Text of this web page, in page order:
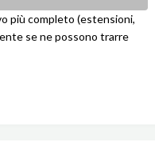
più completo (estensioni,
se ne possono trarre